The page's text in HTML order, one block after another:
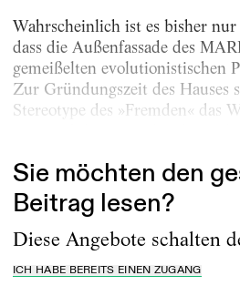
Wahrscheinlich ist es bisher
dass die Außenfassade des
gemeißelten evolutionistischen
Zur Gründungszeit des Hauses
Stereotype des »Fremden« das
Sie möchten den
Beitrag lesen?
Diese Angebote schalten
ICH HABE BEREITS EINEN ZUGANG